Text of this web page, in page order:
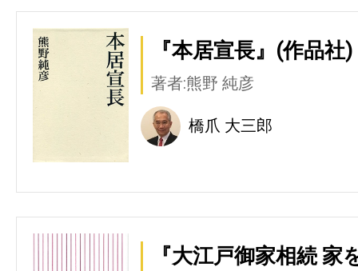
『本居宣長』(作品社)
著者:熊野 純彦
橋爪 大三郎
『大江戸御家相続